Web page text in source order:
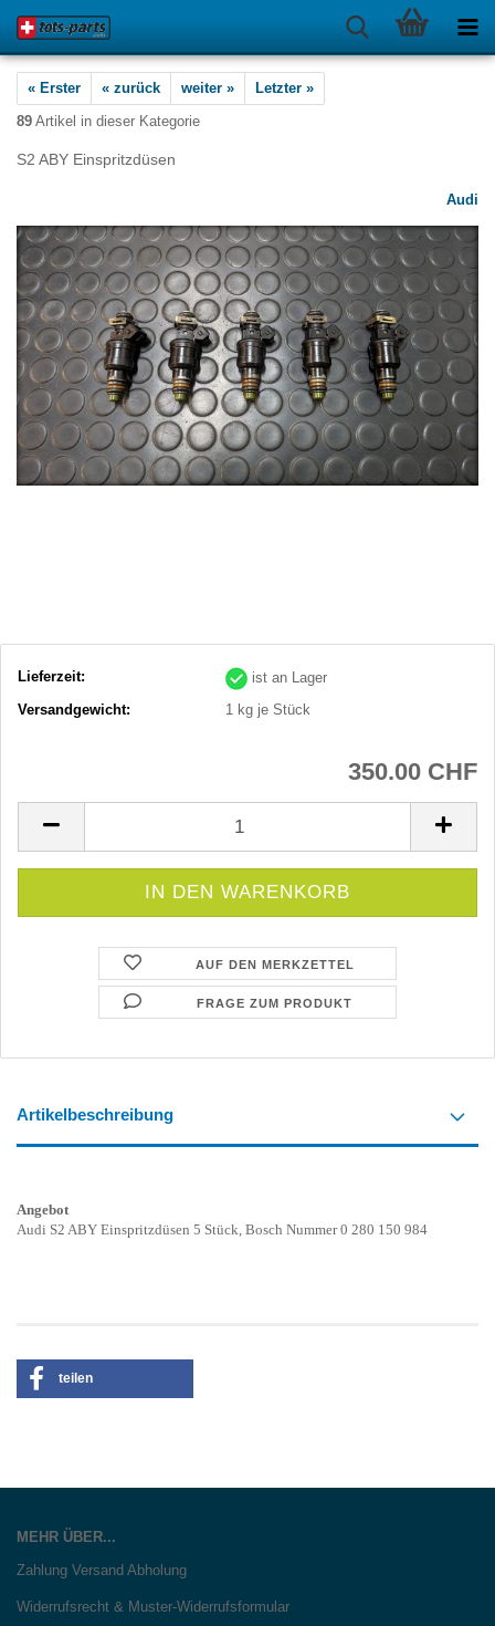
« Erster « zurück weiter »
Letzter »
89 Artikel in dieser Kategorie
S2 ABY Einspritzdüsen
Audi
Lieferzeit:
ist an Lager
Versandgewicht:
1 kg je Stück
350.00 CHF
AUF DEN MERKZETTEL
FRAGE ZUM PRODUKT
Artikelbeschreibung
Angebot
Audi S2 ABY Einspritzdüsen 5 Stück, Bosch Nummer 0 280 150 984
teilen
MEHR ÜBER...
Zahlung Versand Abholung
Widerrufsrecht & Muster-Widerrufsformular